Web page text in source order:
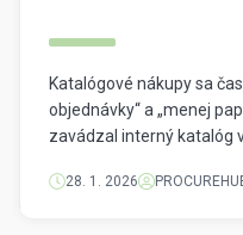
Katalógové nákupy sa
objednávky“ a „menej
zavádzal interný katalóg
časť. Skutočný zápas sa
28. 1. 2026